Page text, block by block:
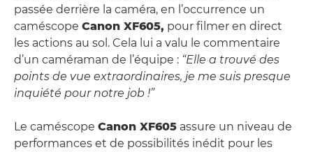
passée derrière la caméra, en l’occurrence un
caméscope Canon XF605, pour filmer en direct
les actions au sol. Cela lui a valu le commentaire
d’un caméraman de l’équipe : “Elle a trouvé des
points de vue extraordinaires, je me suis presque
inquiété pour notre job !”
Le caméscope Canon XF605 assure un niveau de
performances et de possibilités inédit pour les